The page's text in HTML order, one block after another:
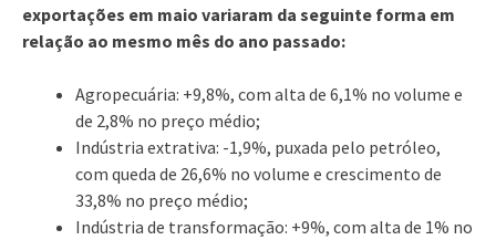
exportações em maio variaram da seguinte forma em
relação ao mesmo mês do ano passado:
Agropecuária: +9,8%, com alta de 6,1% no volume e
de 2,8% no preço médio;
Indústria extrativa: -1,9%, puxada pelo petróleo,
com queda de 26,6% no volume e crescimento de
33,8% no preço médio;
Indústria de transformação: +9%, com alta de 1% no